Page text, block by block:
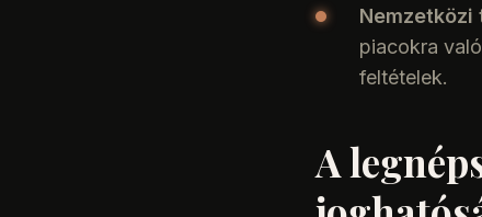
Nemzetközi
piacokra
feltételek.
A